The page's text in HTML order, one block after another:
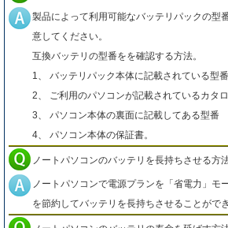
製品によって利用可能なバッテリパックの型
意してください。
互換バッテリの型番をを確認する方法。
1、 バッテリパック本体に記載されている型番
2、 ご利用のパソコンが記載されているカタ
3、 パソコン本体の裏面に記載してある型番
4、 パソコン本体の保証書。
ノートパソコンのバッテリを長持ちさせる方
ノートパソコンで電源プランを「省電力」モ
を節約してバッテリを長持ちさせることができ